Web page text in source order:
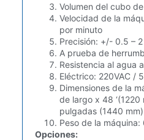
Volumen del cubo
Velocidad de la
por minuto
Precisión: +/- 0.5 –
A prueba de
Resistencia al agua
Eléctrico: 220VAC /
Dimensiones de la
de largo x 48
pulgadas (1440
Peso de la
Opciones: